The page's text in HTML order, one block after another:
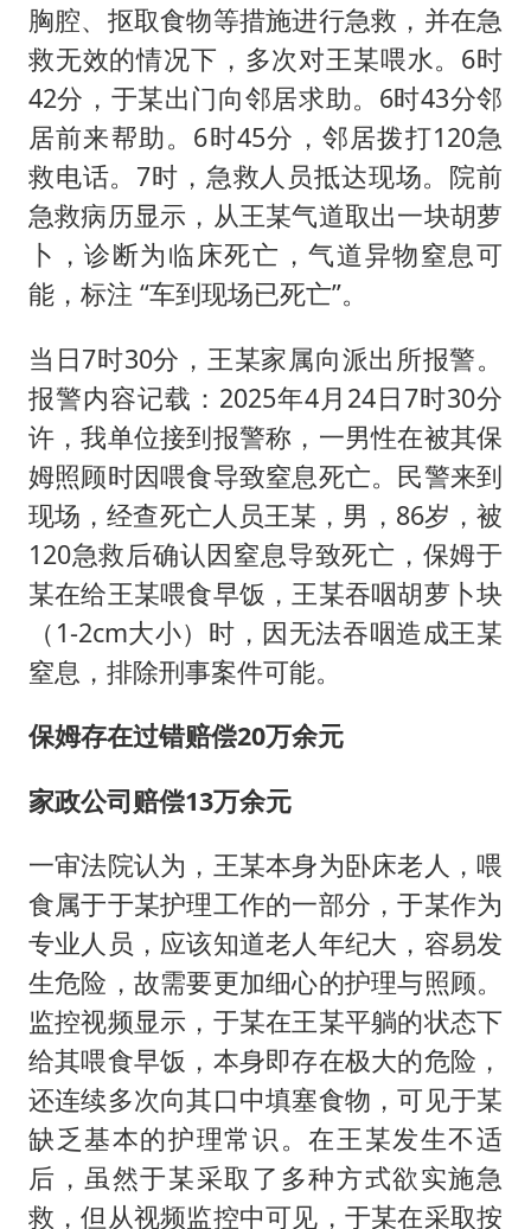
胸腔、抠取食物等措施进行急救，并在急
救无效的情况下，多次对王某喂水。6时
42分，于某出门向邻居求助。6时43分邻
居前来帮助。6时45分，邻居拨打120急
救电话。7时，急救人员抵达现场。院前
急救病历显示，从王某气道取出一块胡萝
卜，诊断为临床死亡，气道异物窒息可
能，标注 “车到现场已死亡”。
当日7时30分，王某家属向派出所报警。
报警内容记载：2025年4月24日7时30分
许，我单位接到报警称，一男性在被其保
姆照顾时因喂食导致窒息死亡。民警来到
现场，经查死亡人员王某，男，86岁，被
120急救后确认因窒息导致死亡，保姆于
某在给王某喂食早饭，王某吞咽胡萝卜块
（1-2cm大小）时，因无法吞咽造成王某
窒息，排除刑事案件可能。
保姆存在过错赔偿20万余元
家政公司赔偿13万余元
一审法院认为，王某本身为卧床老人，喂
食属于于某护理工作的一部分，于某作为
专业人员，应该知道老人年纪大，容易发
生危险，故需要更加细心的护理与照顾。
监控视频显示，于某在王某平躺的状态下
给其喂食早饭，本身即存在极大的危险，
还连续多次向其口中填塞食物，可见于某
缺乏基本的护理常识。在王某发生不适
后，虽然于某采取了多种方式欲实施急
救，但从视频监控中可见，于某在采取按